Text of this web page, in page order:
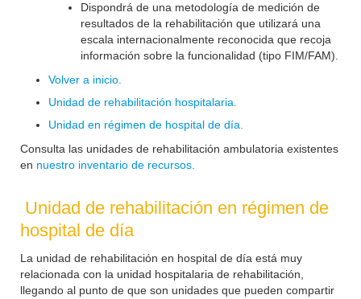
Dispondrá de una metodología de medición de
resultados de la rehabilitación que utilizará una
escala internacionalmente reconocida que recoja
información sobre la funcionalidad (tipo FIM/FAM).
Volver a inicio.
Unidad de rehabilitación hospitalaria.
Unidad en régimen de hospital de día.
Consulta las unidades de rehabilitación ambulatoria existentes
en nuestro inventario de recursos.
Unidad de rehabilitación en régimen de
hospital de día
La unidad de rehabilitación en hospital de día está muy
relacionada con la unidad hospitalaria de rehabilitación,
llegando al punto de que son unidades que pueden compartir